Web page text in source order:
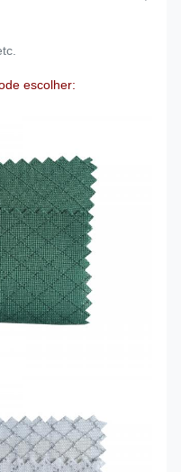
escolher: